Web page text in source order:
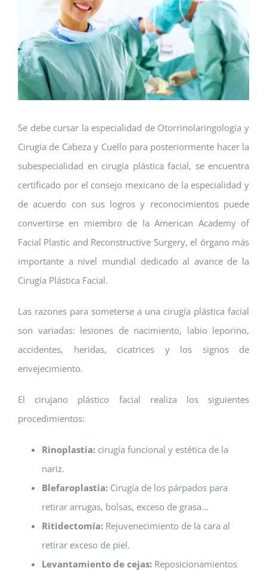
Se debe cursar la especialidad de Otorrinolaringología y
Cirugía de Cabeza y Cuello para posteriormente hacer la
subespecialidad en cirugía plástica facial, se encuentra
certificado por el consejo mexicano de la especialidad y
de acuerdo con sus logros y reconocimientos puede
convertirse en miembro de la American Academy of
Facial Plastic and Reconstructive Surgery, el órgano más
importante a nivel mundial dedicado al avance de la
Cirugía Plástica Facial.
Las razones para someterse a una cirugía plástica facial
son variadas: lesiones de nacimiento, labio leporino,
accidentes, heridas, cicatrices y los signos de
envejecimiento.
El cirujano plástico facial realiza los siguientes
procedimientos:
Rinoplastia: cirugía funcional y estética de la
nariz.
Blefaroplastia: Cirugía de los párpados para
retirar arrugas, bolsas, exceso de grasa…
Ritidectomía: Rejuvenecimiento de la cara al
retirar exceso de piel.
Levantamiento de cejas: Reposicionamientos